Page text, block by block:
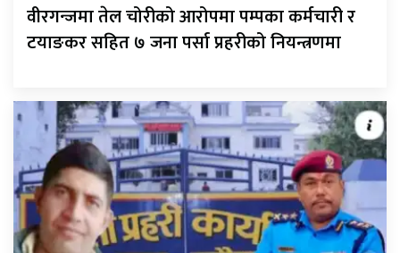
वीरगन्जमा तेल चोरीको आरोपमा पम्पका कर्मचारी र
टयाङकर सहित ७ जना पर्सा प्रहरीको नियन्त्रणमा